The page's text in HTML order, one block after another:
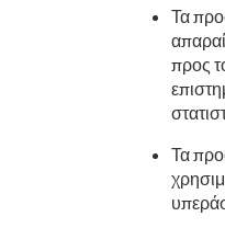
Τα
προς
Τα